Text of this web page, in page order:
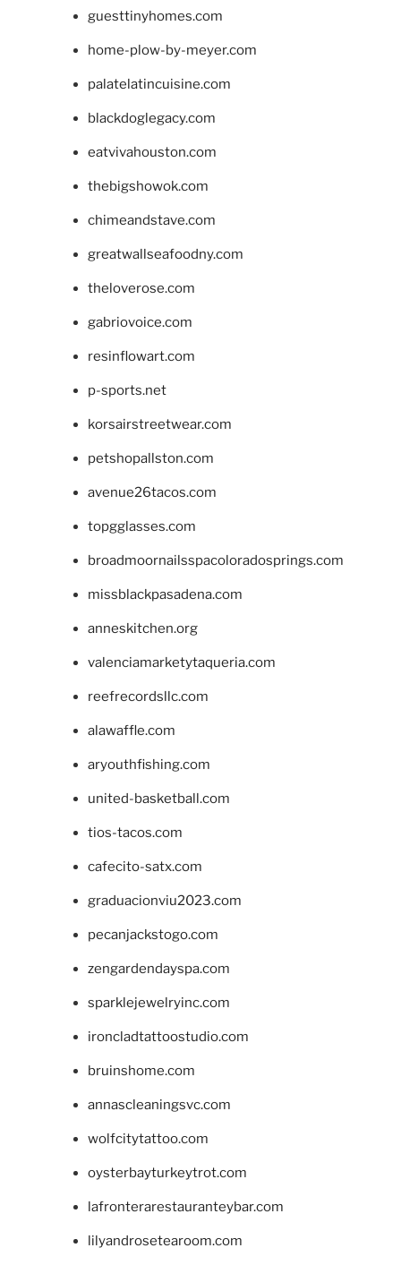
guesttinyhomes.com
home-plow-by-meyer.com
palatelatincuisine.com
blackdoglegacy.com
eatvivahouston.com
thebigshowok.com
chimeandstave.com
greatwallseafoodny.com
theloverose.com
gabriovoice.com
resinflowart.com
p-sports.net
korsairstreetwear.com
petshopallston.com
avenue26tacos.com
topgglasses.com
broadmoornailsspacoloradosprings.com
missblackpasadena.com
anneskitchen.org
valenciamarketytaqueria.com
reefrecordsllc.com
alawaffle.com
aryouthfishing.com
united-basketball.com
tios-tacos.com
cafecito-satx.com
graduacionviu2023.com
pecanjackstogo.com
zengardendayspa.com
sparklejewelryinc.com
ironcladtattoostudio.com
bruinshome.com
annascleaningsvc.com
wolfcitytattoo.com
oysterbayturkeytrot.com
lafronterarestauranteybar.com
lilyandrosetearoom.com